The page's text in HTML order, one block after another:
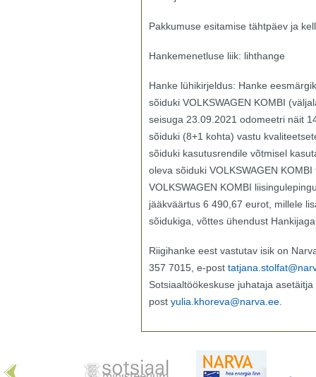
Pakkumuse esitamise tähtpäev ja
Hankemenetluse liik: lihthange
Hanke lühikirjeldus: Hanke
sõiduki VOLKSWAGEN KOMBI
seisuga 23.09.2021 odomeetri näit
sõiduki (8+1 kohta) vastu
sõiduki kasutusrendile võtmisel
oleva sõiduki VOLKSWAGEN
VOLKSWAGEN KOMBI
jääkväärtus 6 490,67 eurot, millele
sõidukiga, võttes ühendust
Riigihanke eest vastutav isik on
357 7015, e-post
Sotsiaaltöökeskuse juhataja
post yulia.khoreva@narva.ee